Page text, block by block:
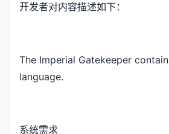
开发者对内容描述如下：
The Imperial Gatekeeper
language.
系统需求